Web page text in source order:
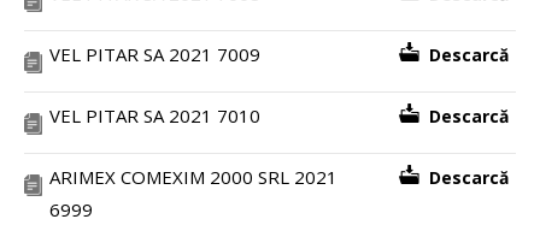
VEL PITAR SA 2021 7009 Descarcă
VEL PITAR SA 2021 7010 Descarcă
ARIMEX COMEXIM 2000 SRL 2021
6999
Descarcă